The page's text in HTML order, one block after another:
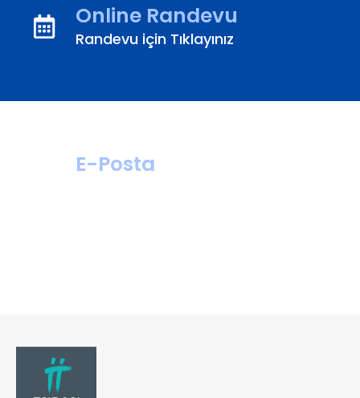
Online Randevu
Randevu için Tıklayınız
E-Posta